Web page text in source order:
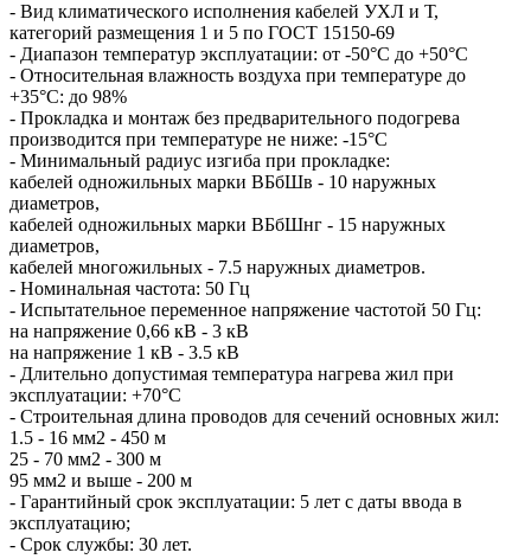
- Вид климатического исполнения кабелей УХЛ и Т,
категорий размещения 1 и 5 по ГОСТ 15150-69
- Диапазон температур эксплуатации: от -50°С до +50°С
- Относительная влажность воздуха при температуре до
+35°С: до 98%
- Прокладка и монтаж без предварительного подогрева
производится при температуре не ниже: -15°С
- Минимальный радиус изгиба при прокладке:
кабелей одножильных марки ВБбШв - 10 наружных
диаметров,
кабелей одножильных марки ВБбШнг - 15 наружных
диаметров,
кабелей многожильных - 7.5 наружных диаметров.
- Номинальная частота: 50 Гц
- Испытательное переменное напряжение частотой 50 Гц:
на напряжение 0,66 кВ - 3 кВ
на напряжение 1 кВ - 3.5 кВ
- Длительно допустимая температура нагрева жил при
эксплуатации: +70°С
- Строительная длина проводов для сечений основных жил:
1.5 - 16 мм2 - 450 м
25 - 70 мм2 - 300 м
95 мм2 и выше - 200 м
- Гарантийный срок эксплуатации: 5 лет с даты ввода в
эксплуатацию;
- Срок службы: 30 лет.